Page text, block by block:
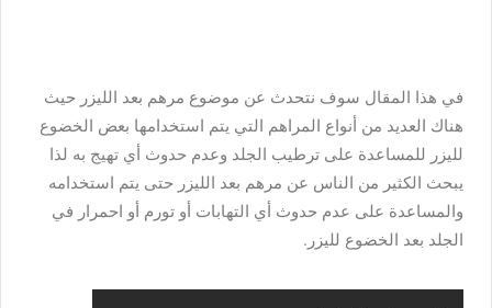
في هذا المقال سوف نتحدث عن موضوع مرهم بعد الليزر حيث
هناك العديد من أنواع المراهم التي يتم استخدامها بعض الخضوع
لليزر للمساعدة على ترطيب الجلد وعدم حدوث أي تهيج به لذا
يبحث الكثير من الناس عن مرهم بعد الليزر حتى يتم استخدامه
والمساعدة على عدم حدوث أي التهابات أو تورم أو احمرار في
الجلد بعد الخضوع لليزر.